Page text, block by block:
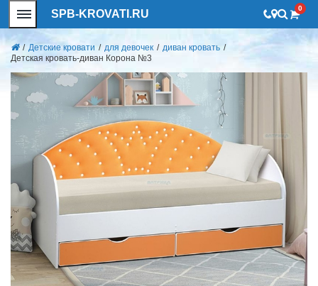
SPB-KROVATI.RU 0
/ Детские кровати / для девочек / диван кровать /
Детская кровать-диван Корона №3